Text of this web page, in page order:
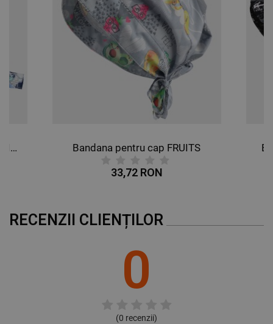
Bandana pentru cap BUTTERFLIES Bandana pentru cap FRUITS
33,72 RON
RECENZII CLIENȚILOR
0
(0 recenzii)